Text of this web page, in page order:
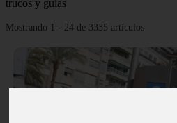
trucos y guías
Mostrando 1 - 24 de 3335 artículos